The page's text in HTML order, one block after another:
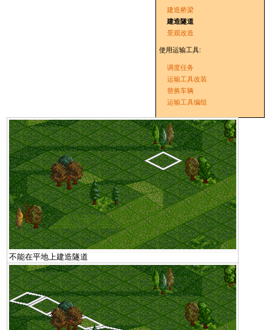
建造桥梁
建造隧道
景观改造
使用运输工具:
调度任务
运输工具改装
替换车辆
运输工具编组
不能在平地上建造隧道